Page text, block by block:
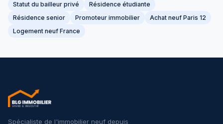
Statut du bailleur privé
Résidence étudiante
Résidence senior
Promoteur immobilier
Achat neuf Paris 12
Logement neuf France
Spécialiste de l'immobilier neuf depuis